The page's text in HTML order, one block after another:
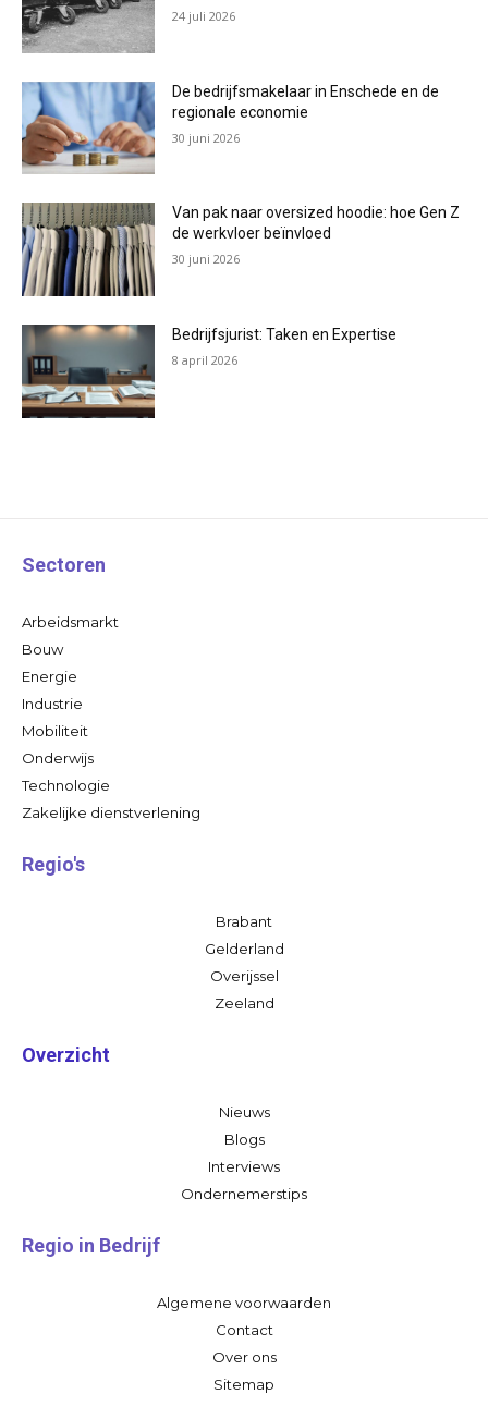
24 juli 2026
De bedrijfsmakelaar in Enschede en de
regionale economie
30 juni 2026
Van pak naar oversized hoodie: hoe Gen Z
de werkvloer beïnvloed
30 juni 2026
Bedrijfsjurist: Taken en Expertise
8 april 2026
Sectoren
Arbeidsmarkt
Bouw
Energie
Industrie
Mobiliteit
Onderwijs
Technologie
Zakelijke dienstverlening
Regio's
Brabant
Gelderland
Overijssel
Zeeland
Overzicht
Nieuws
Blogs
Interviews
Ondernemerstips
Regio in Bedrijf
Algemene voorwaarden
Contact
Over ons
Sitemap